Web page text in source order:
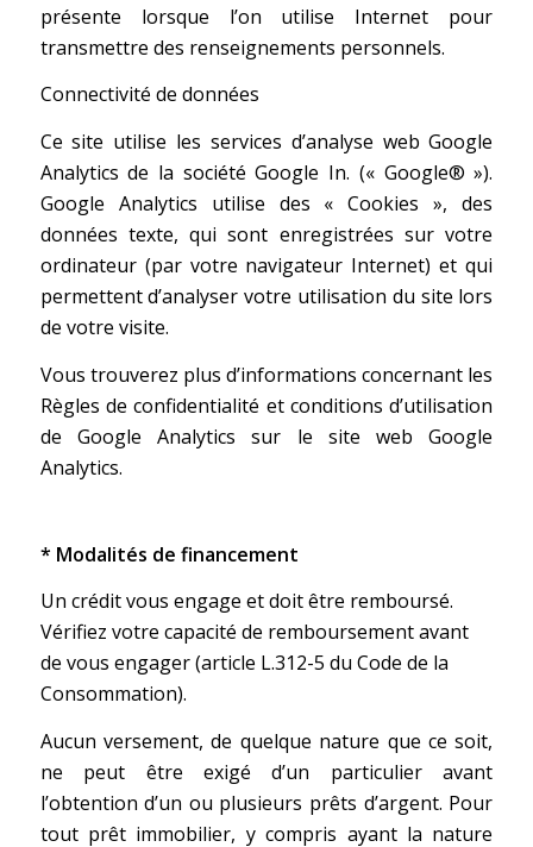
présente lorsque l’on utilise Internet pour
transmettre des renseignements personnels.
Connectivité de données
Ce site utilise les services d’analyse web Google
Analytics de la société Google In. (« Google® »).
Google Analytics utilise des « Cookies », des
données texte, qui sont enregistrées sur votre
ordinateur (par votre navigateur Internet) et qui
permettent d’analyser votre utilisation du site lors
de votre visite.
Vous trouverez plus d’informations concernant les
Règles de confidentialité et conditions d’utilisation
de Google Analytics sur le site web Google
Analytics.
* Modalités de financement
Un crédit vous engage et doit être remboursé.
Vérifiez votre capacité de remboursement avant
de vous engager (article L.312-5 du Code de la
Consommation).
Aucun versement, de quelque nature que ce soit,
ne peut être exigé d’un particulier avant
l’obtention d’un ou plusieurs prêts d’argent. Pour
tout prêt immobilier, y compris ayant la nature